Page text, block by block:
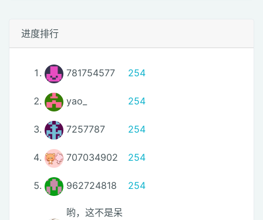
进度排行
781754577 254
yao_ 254
7257787 254
707034902 254
962724818 254
哟，这不是呆